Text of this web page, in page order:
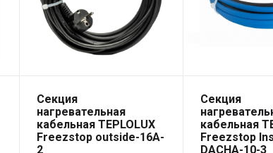
Секция
нагревательная
кабельная TEPLOLUX
Freezstop outside-16A-
2
Секция
кабельная
Freezstop
DACHA-10-3